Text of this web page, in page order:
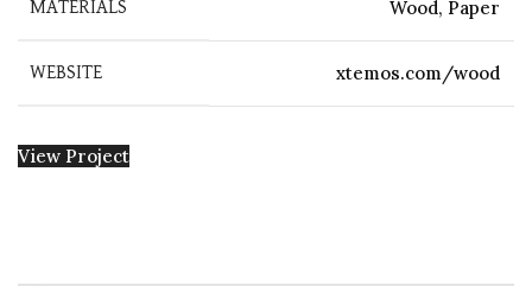
MATERIALS Wood, Paper
WEBSITE xtemos.com/wood
View Project